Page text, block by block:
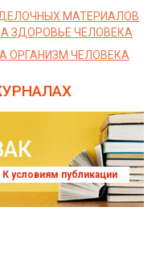
МАТЕРИАЛОВ
ЗДОРОВЬЕ ЧЕЛОВЕКА
ОРГАНИЗМ ЧЕЛОВЕКА
К условиям публикации